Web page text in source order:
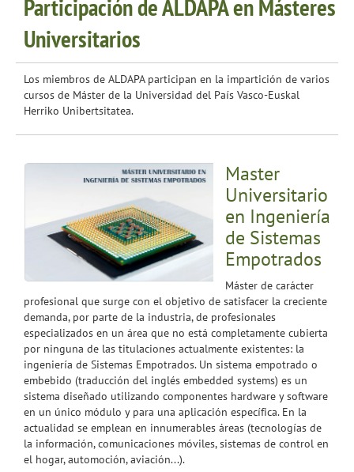
Participación de ALDAPA en Másteres
Universitarios
Los miembros de ALDAPA participan en la impartición de varios
cursos de Máster de la Universidad del País Vasco-Euskal
Herriko Unibertsitatea.
Master
Universitario
en Ingeniería
de Sistemas
Empotrados
Máster de carácter
profesional que surge con el objetivo de satisfacer la creciente
demanda, por parte de la industria, de profesionales
especializados en un área que no está completamente cubierta
por ninguna de las titulaciones actualmente existentes: la
ingeniería de Sistemas Empotrados. Un sistema empotrado o
embebido (traducción del inglés embedded systems) es un
sistema diseñado utilizando componentes hardware y software
en un único módulo y para una aplicación específica. En la
actualidad se emplean en innumerables áreas (tecnologías de
la información, comunicaciones móviles, sistemas de control en
el hogar, automoción, aviación...).